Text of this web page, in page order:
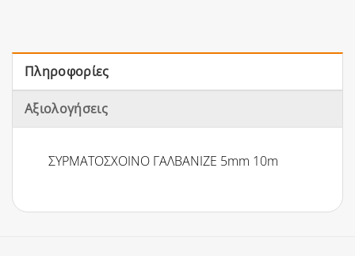
Πληροφορίες
Αξιολογήσεις
ΣΥΡΜΑΤΟΣΧΟΙΝΟ ΓΑΛΒΑΝΙΖΕ 5mm 10m